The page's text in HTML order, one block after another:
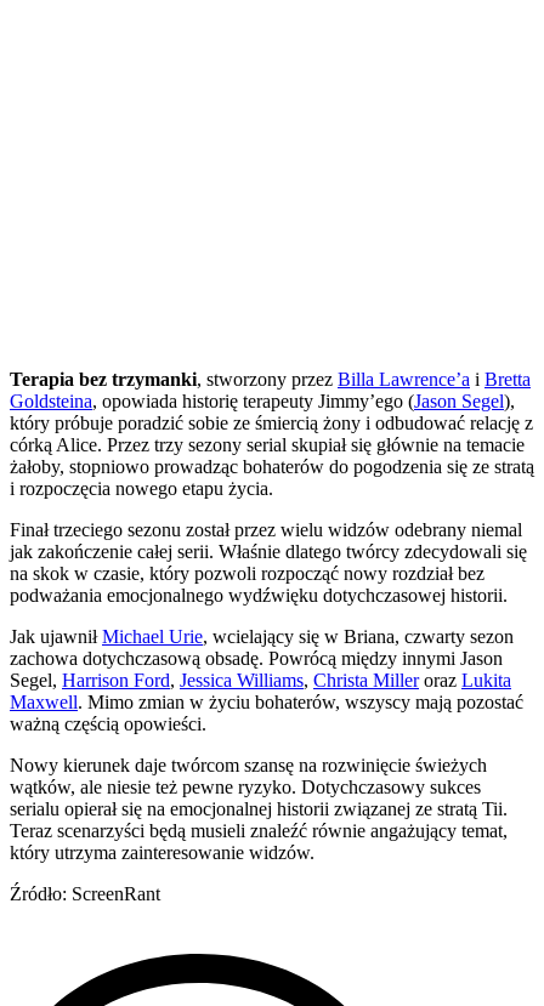
Terapia bez trzymanki, stworzony przez Billa Lawrence’a i Bretta
Goldsteina, opowiada historię terapeuty Jimmy’ego (Jason Segel),
który próbuje poradzić sobie ze śmiercią żony i odbudować relację z
córką Alice. Przez trzy sezony serial skupiał się głównie na temacie
żałoby, stopniowo prowadząc bohaterów do pogodzenia się ze stratą
i rozpoczęcia nowego etapu życia.
Finał trzeciego sezonu został przez wielu widzów odebrany niemal
jak zakończenie całej serii. Właśnie dlatego twórcy zdecydowali się
na skok w czasie, który pozwoli rozpocząć nowy rozdział bez
podważania emocjonalnego wydźwięku dotychczasowej historii.
Jak ujawniłMichael Urie, wcielający się w Briana, czwarty sezon
zachowa dotychczasową obsadę. Powrócą między innymi Jason
Segel, Harrison Ford, Jessica Williams, Christa Milleroraz Lukita
Maxwell. Mimo zmian w życiu bohaterów, wszyscy mają pozostać
ważną częścią opowieści.
Nowy kierunek daje twórcom szansę na rozwinięcie świeżych
wątków, ale niesie też pewne ryzyko. Dotychczasowy sukces
serialu opierał się na emocjonalnej historii związanej ze stratą Tii.
Teraz scenarzyści będą musieli znaleźć równie angażujący temat,
który utrzyma zainteresowanie widzów.
Źródło: ScreenRant